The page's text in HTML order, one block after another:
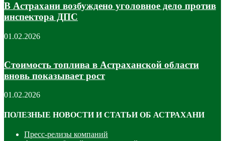
В Астрахани возбуждено уголовное дело против
инспектора ДПС
01.02.2026
Стоимость топлива в Астраханской области
вновь показывает рост
01.02.2026
ПОЛЕЗНЫЕ НОВОСТИ И СТАТЬИ ОБ АСТРАХАНИ
Пресс-релизы компаний